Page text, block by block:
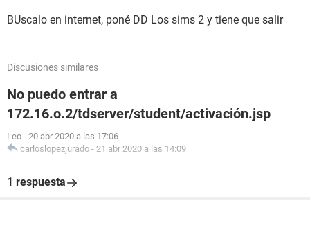
BUscalo en internet, poné DD Los sims 2 y tiene que salir
Discusiones similares
No puedo entrar a
172.16.o.2/tdserver/student/activación.jsp
Leo - 20 abr 2020 a las 17:06
carloslopezjurado - 21 abr 2020 a las 14:09
1 respuesta